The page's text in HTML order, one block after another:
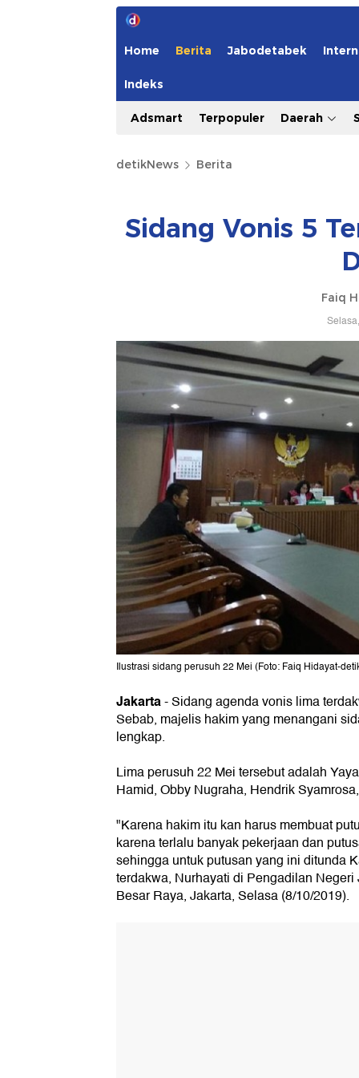
Home Berita Jabodetabek
Indeks
Adsmart Terpopuler Daerah
detikNews Berita
Sidang Vonis 5
Faiq
Ilustrasi sidang perusuh 22 Mei (Foto: Faiq Hidayat-
Jakarta- Sidang agenda vonis lima
Sebab, majelis hakim yang menangani
lengkap.
Lima perusuh 22 Mei tersebut adalah
Hamid, Obby Nugraha, Hendrik
"Karena hakim itu kan harus membuat
karena terlalu banyak pekerjaan dan
sehingga untuk putusan yang ini ditunda
terdakwa, Nurhayati di Pengadilan
Besar Raya, Jakarta, Selasa (8/10/2019).